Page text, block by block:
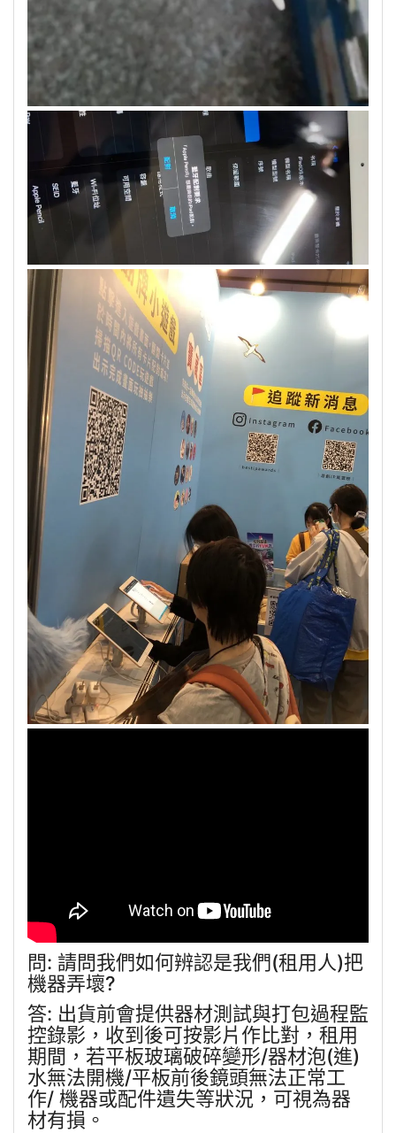
問: 請問我們如何辨認是我們(租用人)把
機器弄壞?
答: 出貨前會提供器材測試與打包過程監
控錄影，收到後可按影片作比對，租用
期間，若平板玻璃破碎變形/器材泡(進)
水無法開機/平板前後鏡頭無法正常工
作/ 機器或配件遺失等狀況，可視為器
材有損。